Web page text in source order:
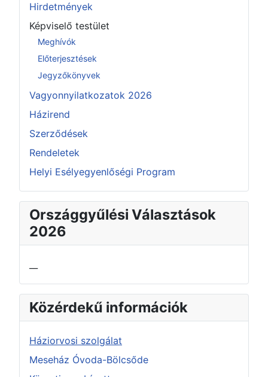
Hirdetmények
Képviselő testület
Meghívók
Előterjesztések
Jegyzőkönyvek
Vagyonnyilatkozatok 2026
Házirend
Szerződések
Rendeletek
Helyi Esélyegyenlőségi Program
Országgyűlési Választások
2026
Közérdekű információk
Háziorvosi szolgálat
Meseház Óvoda-Bölcsőde